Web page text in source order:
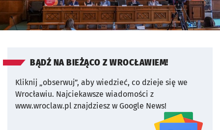
BĄDŹ NA BIEŻĄCO Z WROCŁAWIEM!
Kliknij „obserwuj”, aby wiedzieć, co dzieje się we
Wrocławiu. Najciekawsze wiadomości z
www.wroclaw.pl znajdziesz w Google News!